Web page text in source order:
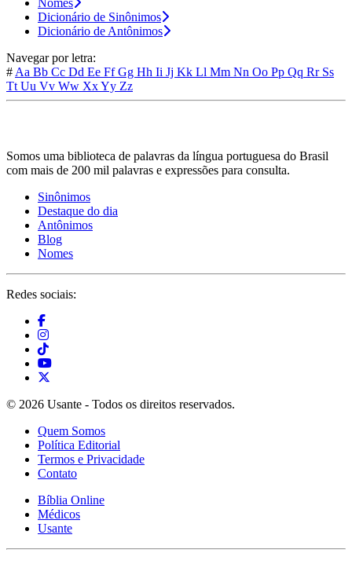
Nomes
Dicionário de Sinônimos
Dicionário de Antônimos
Navegar por letra:
# Aa Bb Cc Dd Ee FfGg Hh Ii Jj Kk Ll Mm Nn Oo Pp Qq Rr Ss
Tt Uu Vv Ww XxYy Zz
Somos uma biblioteca de palavras da língua portuguesa do Brasil
com mais de 200 mil palavras e expressões para consulta.
Sinônimos
Destaque do dia
Antônimos
Blog
Nomes
Redes sociais:
© 2026 Usante - Todos os direitos reservados.
Quem Somos
Política Editorial
Termos e Privacidade
Contato
Bíblia Online
Médicos
Usante